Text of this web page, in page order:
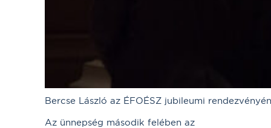
Bercse László az ÉFOÉSZ jubileumi rendezvényén
Az ünnepség második felében az